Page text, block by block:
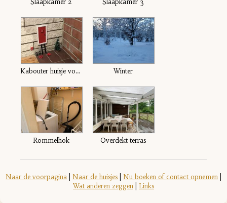
Slaapkamer 2 Slaapkamer 3
Kabouter huisje voor de kids Winter
Rommelhok Overdekt terras
Naar de voorpagina Naar de huisjes Nu boeken of contact opnemen
Wat anderen zeggen
Links